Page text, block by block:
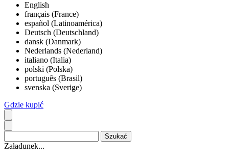
English
français (France)
español (Latinoamérica)
Deutsch (Deutschland)
dansk (Danmark)
Nederlands (Nederland)
italiano (Italia)
polski (Polska)
português (Brasil)
svenska (Sverige)
Gdzie kupić
Załadunek...